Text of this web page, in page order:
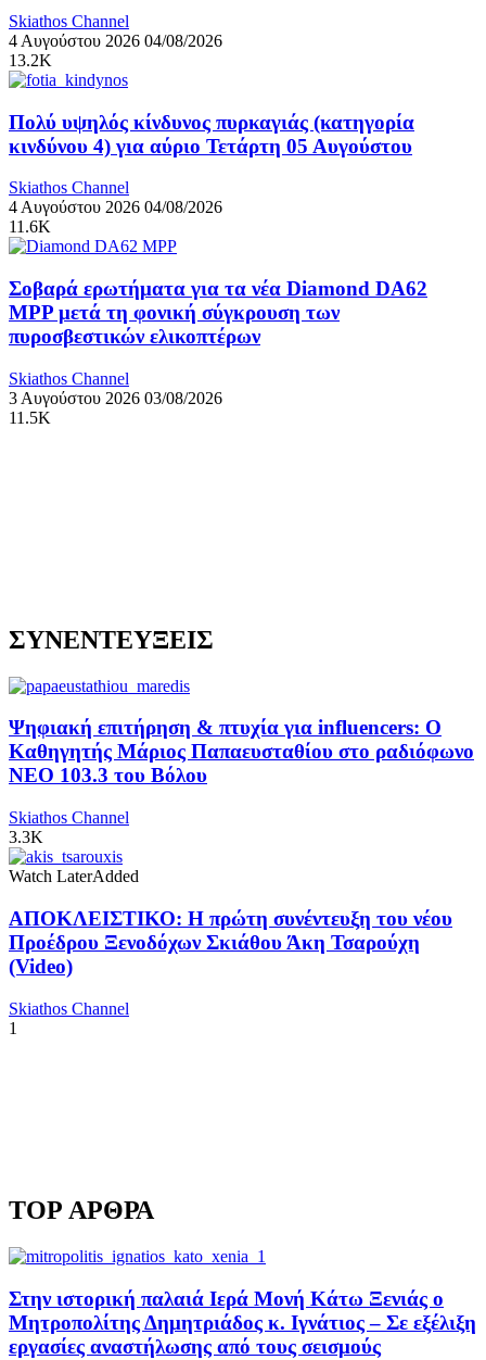
Skiathos Channel
4 Αυγούστου 2026 04/08/2026
13.2K
Πολύ υψηλός κίνδυνος πυρκαγιάς (κατηγορία
κινδύνου 4) για αύριο Τετάρτη 05 Αυγούστου
Skiathos Channel
4 Αυγούστου 2026 04/08/2026
11.6K
Σοβαρά ερωτήματα για τα νέα Diamond DA62
MPP μετά τη φονική σύγκρουση των
πυροσβεστικών ελικοπτέρων
Skiathos Channel
3 Αυγούστου 2026 03/08/2026
11.5K
ΣΥΝΕΝΤΕΥΞΕΙΣ
Ψηφιακή επιτήρηση & πτυχία για influencers: Ο
Καθηγητής Μάριος Παπαευσταθίου στο ραδιόφωνο
NEO 103.3 του Βόλου
Skiathos Channel
3.3K
Watch LaterAdded
ΑΠΟΚΛΕΙΣΤΙΚΟ: Η πρώτη συνέντευξη του νέου
Προέδρου Ξενοδόχων Σκιάθου Άκη Τσαρούχη
(Video)
Skiathos Channel
1
TOP ΑΡΘΡΑ
Στην ιστορική παλαιά Ιερά Μονή Κάτω Ξενιάς ο
Μητροπολίτης Δημητριάδος κ. Ιγνάτιος – Σε εξέλιξη
εργασίες αναστήλωσης από τους σεισμούς